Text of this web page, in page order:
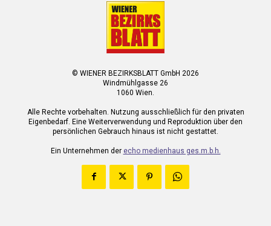
© WIENER BEZIRKSBLATT GmbH 2026
Windmühlgasse 26
1060 Wien.
Alle Rechte vorbehalten. Nutzung ausschließlich für den privaten
Eigenbedarf. Eine Weiterverwendung und Reproduktion über den
persönlichen Gebrauch hinaus ist nicht gestattet.
Ein Unternehmen der echo medienhaus ges.m.b.h.